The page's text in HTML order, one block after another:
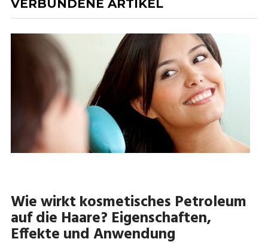
VERBUNDENE ARTIKEL
Wie wirkt kosmetisches Petroleum
auf die Haare? Eigenschaften,
Effekte und Anwendung